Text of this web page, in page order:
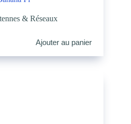
& Réseaux
Ajouter au panier